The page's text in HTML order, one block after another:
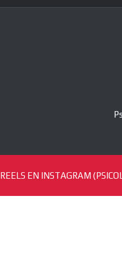
REELS EN INSTAGRAM